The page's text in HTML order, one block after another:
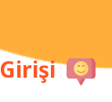
Girişi